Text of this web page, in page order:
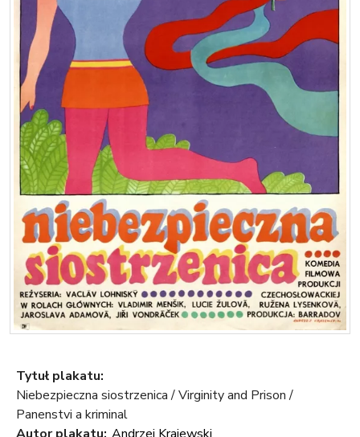
Tytuł plakatu:
Niebezpieczna siostrzenica / Virginity and Prison /
Panenstvi a kriminal